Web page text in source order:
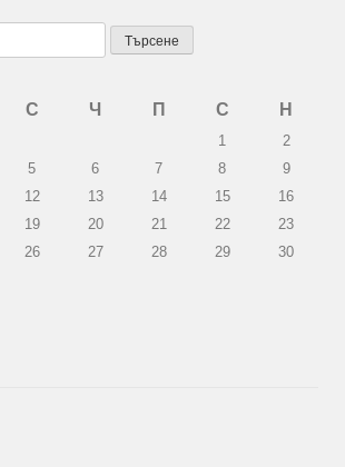
С Ч П С Н
1
2
5 6 7 8
9
12 13 14 15
16
19 20 21 22
23
26 27 28 29
30